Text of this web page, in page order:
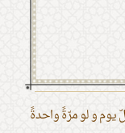
يوم و لو مرّةً واحدةً